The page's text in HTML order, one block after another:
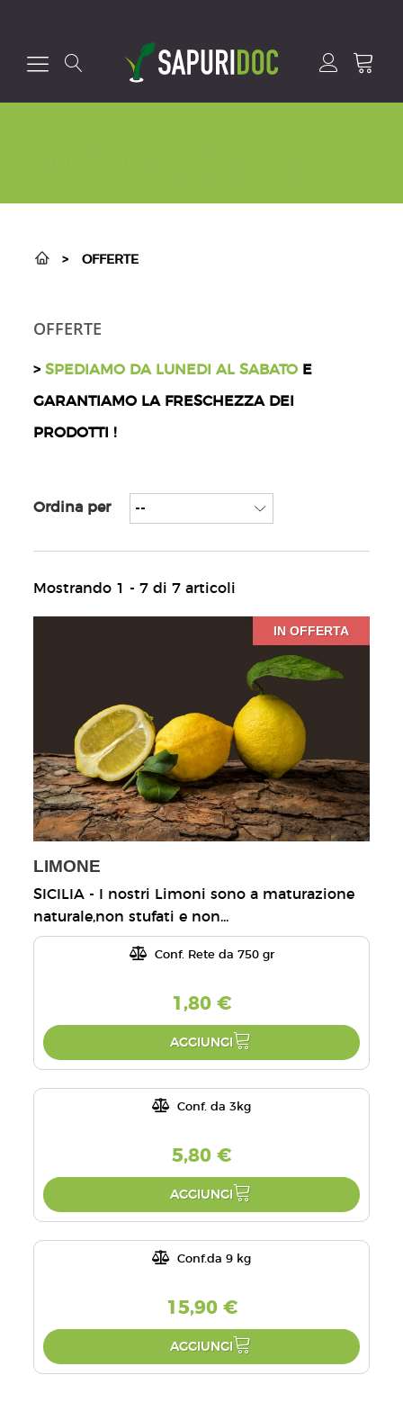
> OFFERTE
OFFERTE
>SPEDIAMO DA LUNEDI AL SABATO E
GARANTIAMO LA FRESCHEZZA DEI
PRODOTTI !
Ordina per
Mostrando 1 - 7 di 7 articoli
IN OFFERTA
LIMONE
SICILIA - I nostri Limoni sono a maturazione
naturale,non stufati e non...
Conf. Rete da 750 gr
1,80 €
AGGIUNGI
Conf. da 3kg
5,80 €
AGGIUNGI
Conf.da 9 kg
15,90 €
AGGIUNGI